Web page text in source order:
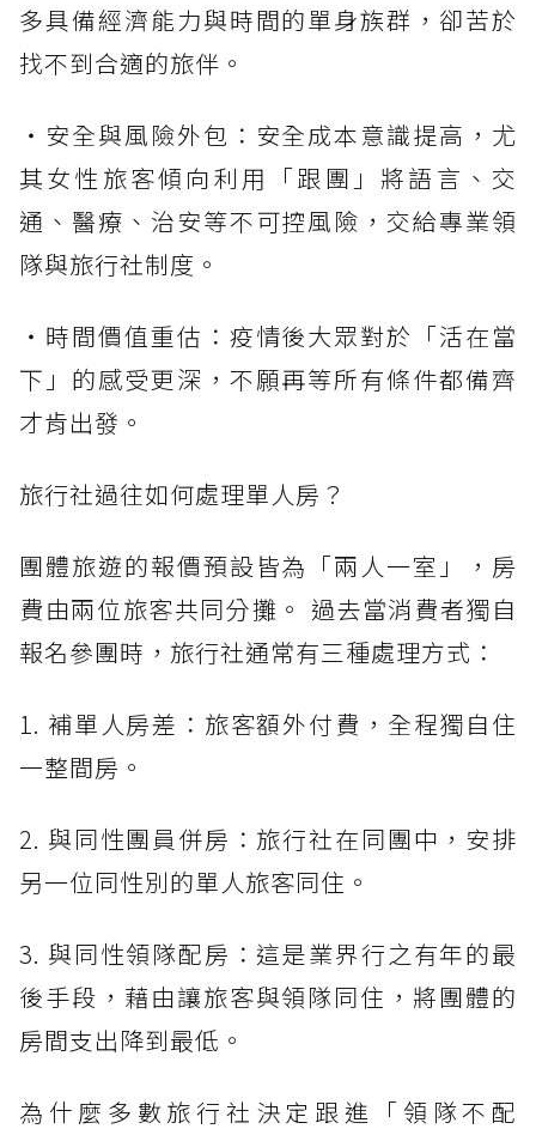
多具備經濟能力與時間的單身族群，卻苦於
找不到合適的旅伴。
・安全與風險外包：安全成本意識提高，尤
其女性旅客傾向利用「跟團」將語言、交
通、醫療、治安等不可控風險，交給專業領
隊與旅行社制度。
・時間價值重估：疫情後大眾對於「活在當
下」的感受更深，不願再等所有條件都備齊
才肯出發。
旅行社過往如何處理單人房？
團體旅遊的報價預設皆為「兩人一室」，房
費由兩位旅客共同分攤。 過去當消費者獨自
報名參團時，旅行社通常有三種處理方式：
1. 補單人房差：旅客額外付費，全程獨自住
一整間房。
2. 與同性團員併房：旅行社在同團中，安排
另一位同性別的單人旅客同住。
3. 與同性領隊配房：這是業界行之有年的最
後手段，藉由讓旅客與領隊同住，將團體的
房間支出降到最低。
為什麼多數旅行社決定跟進「領隊不配